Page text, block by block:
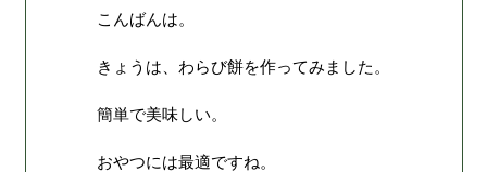
こんばんは。
きょうは、わらび餅を作ってみました。
簡単で美味しい。
おやつには最適ですね。